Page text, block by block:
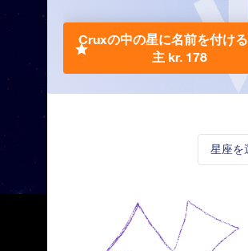
星座を
Cruxの中の星に名前を付け
主 kr. 178